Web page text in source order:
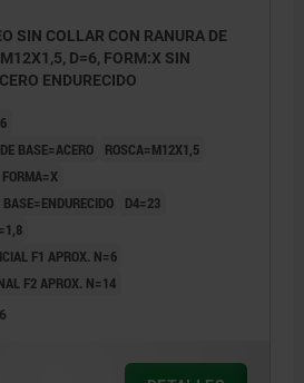
SIN COLLAR CON RANURA DE
D=6, FORM:X SIN
ENDURECIDO
BASE=ACERO
ROSCA=M12X1,5
FORMA=X
D4=23
F1 APROX. N=6
F2 APROX. N=14